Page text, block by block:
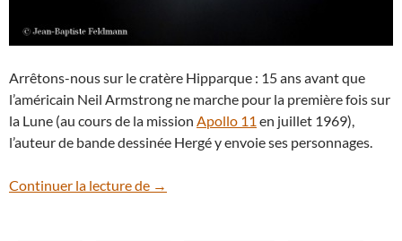
Arrêtons-nous sur le cratère Hipparque : 15 ans avant que
l’américain Neil Armstrong ne marche pour la première fois sur
la Lune (au cours de la mission Apollo 11 en juillet 1969),
l’auteur de bande dessinée Hergé y envoie ses personnages.
Continuer la lecture de Hipparque, le cratère lunaire de Tintin
→